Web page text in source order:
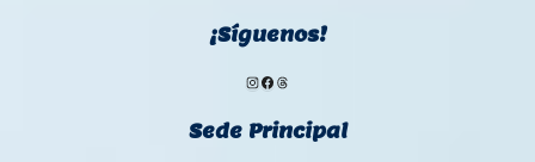
¡Síguenos!
Instagram
Facebook
Threads
Sede Principal